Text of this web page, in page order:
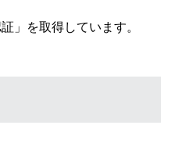
」を取得しています。